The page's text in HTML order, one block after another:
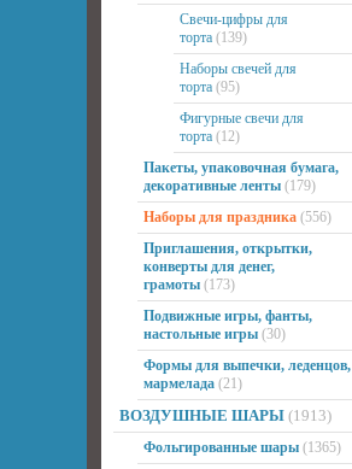
Свечи-цифры для
торта (139)
Наборы свечей для
торта (95)
Фигурные свечи для
торта (12)
Пакеты, упаковочная бумага,
декоративные ленты (179)
Наборы для праздника (556)
Приглашения, открытки,
конверты для денег,
грамоты (173)
Подвижные игры, фанты,
настольные игры (30)
Формы для выпечки, леденцов,
мармелада (21)
ВОЗДУШНЫЕ ШАРЫ (1913)
Фольгированные шары (1365)